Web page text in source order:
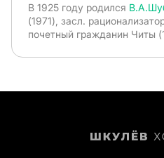
В 1925 году родился
(1971), засл.
почетный гражданин Читы